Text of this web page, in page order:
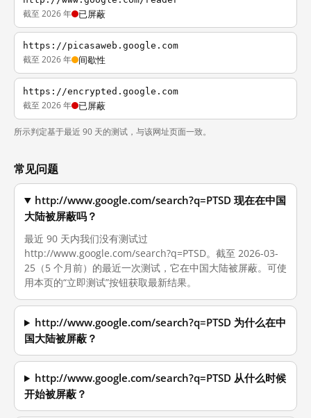
截至 2026 年 已屏蔽
https://picasaweb.google.com
截至 2026 年 间歇性
https://encrypted.google.com
截至 2026 年 已屏蔽
所示判定基于最近 90 天的测试，与该网址页面一致。
常见问题
http://www.google.com/search?q=PTSD 现在在中国
大陆被屏蔽吗？
最近 90 天内我们没有测试过
http://www.google.com/search?q=PTSD。截至 2026-03-
25（5 个月前）的最近一次测试，它在中国大陆被屏蔽。可使
用本页的“立即测试”按钮获取最新结果。
http://www.google.com/search?q=PTSD 为什么在中
国大陆被屏蔽？
http://www.google.com/search?q=PTSD 从什么时候
开始被屏蔽？